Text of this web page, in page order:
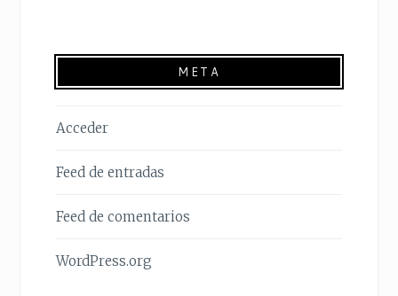
META
Acceder
Feed de entradas
Feed de comentarios
WordPress.org